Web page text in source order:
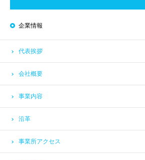
企業情報
代表挨拶
会社概要
事業内容
沿革
事業所アクセス